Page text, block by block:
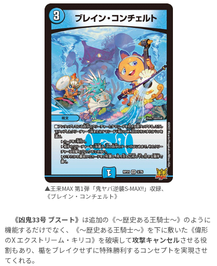
▲王来MAX 第1弾「鬼ヤバ逆襲S-MAX!!」収録、
《ブレイン・コンチェルト》
《凶鬼33号 ブスート》 は追加の《～歴史ある王騎士～》のように
機能するだけでなく、《～歴史ある王騎士～》を下に敷いた《偉形
のX エクストリーム・キリコ》を破壊して攻撃キャンセルさせる役
割もあり、楯をブレイクせずに特殊勝利するコンセプトを実現させ
てくれる。